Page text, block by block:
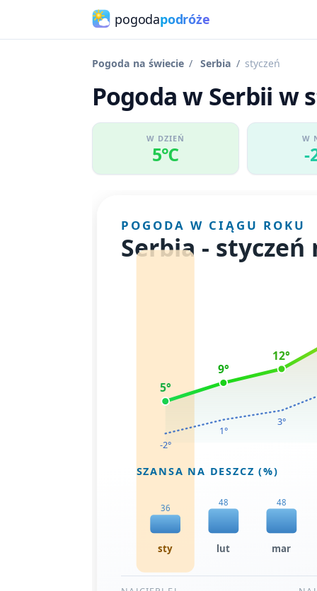
pogodapodróże
Pogoda na świecie Serbia styczeń
Pogoda w Serbii w
W DZIEŃ
5℃
W
-